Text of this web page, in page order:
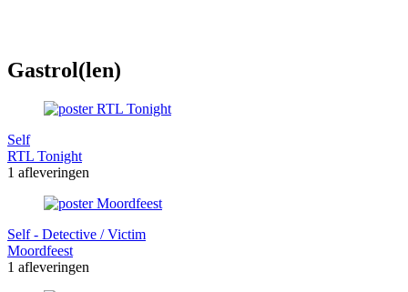
Gastrol(len)
Self
RTL Tonight
1 afleveringen
Self - Detective / Victim
Moordfeest
1 afleveringen